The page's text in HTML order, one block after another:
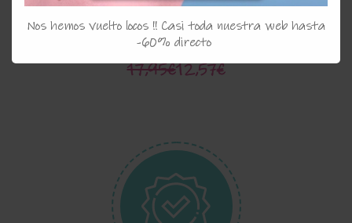
Rebeca bebe abrigo Del
Sur piedra 9050
17,95€12,57€
Nos hemos vuelto locos !! Casi toda nuestra web hasta
-60% directo